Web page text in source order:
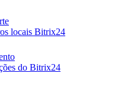
locais Bitrix24
do Bitrix24